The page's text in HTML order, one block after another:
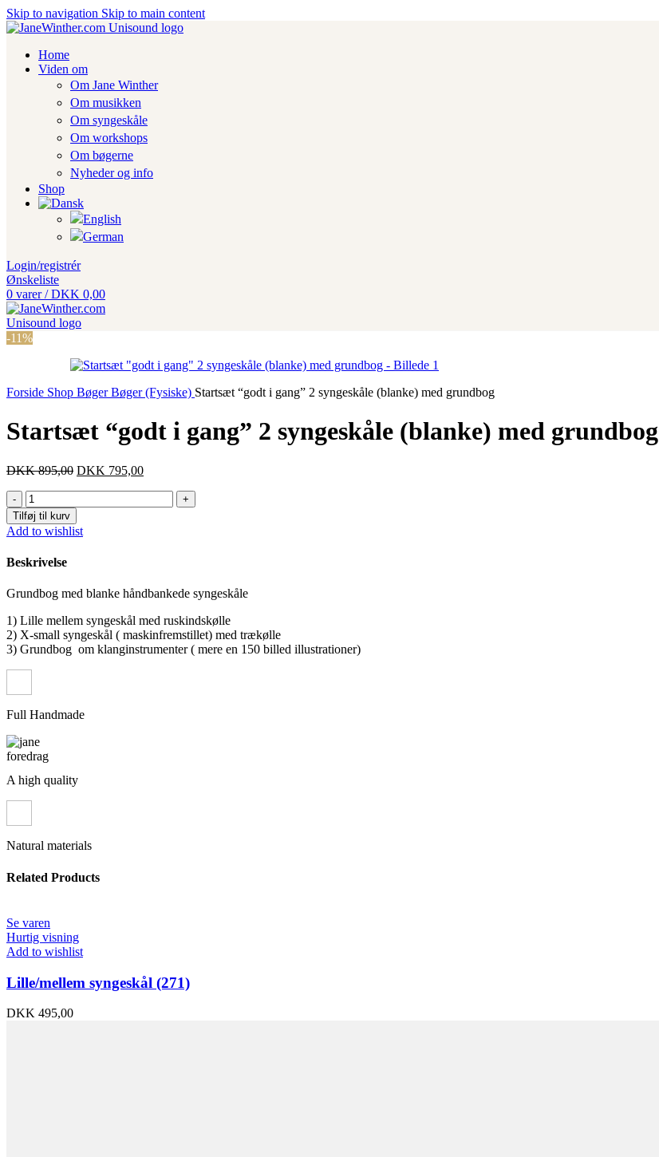
Skip to navigation Skip to main content
Home
Viden om
Om Jane Winther
Om musikken
Om syngeskåle
Om workshops
Om bøgerne
Nyheder og info
Shop
Login/registrér
Ønskeliste
0 varer / DKK 0,00
-11%
Forside Shop BøgerBøger (Fysiske) Startsæt “godt i gang” 2 syngeskåle (blanke) med grundbog
Startsæt “godt i gang” 2 syngeskåle (blanke) med grundbog
DKK895,00 Den
var:
DKK 895,00.
DKK 795,00Den
Startsæt
"godt
i
gang"
syngeskåle
med
antal
Tilføj til kurv
Add to wishlist
Beskrivelse
Grundbog med blanke håndbankede syngeskåle
1) Lille mellem syngeskål med ruskindskølle
2) X-small syngeskål ( maskinfremstillet) med trækølle
3) Grundbog om klanginstrumenter ( mere en 150 billed illustrationer)
Full Handmade
A high quality
Natural materials
Related Products
Se varen
Hurtig visning
Add to wishlist
Lille/mellem syngeskål (271)
DKK 495,00